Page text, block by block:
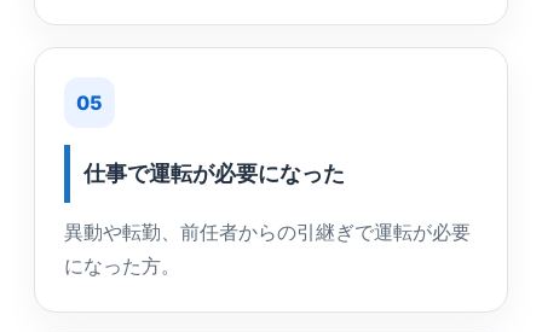
05
仕事で運転が必要になった
異動や転勤、前任者からの引継ぎで運転が必要
になった方。